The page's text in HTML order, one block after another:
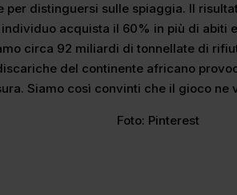
per distinguersi sulle spiaggia. Il
acquista il 60% in più di abiti
circa 92 miliardi di tonnellate di
del continente africano
Siamo così convinti che il gioco ne
Foto: Pinterest